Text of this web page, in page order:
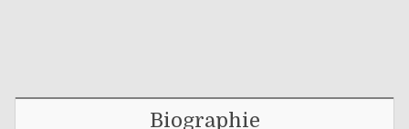
Biographie